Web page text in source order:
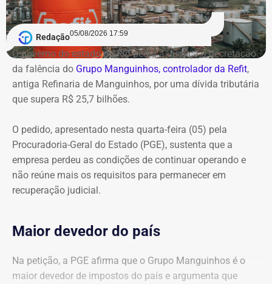
Redação05/08/2026 17:59
O governo do estado do Rio pediu à Justiça a decretação
da falência do Grupo Manguinhos, controlador da Refit,
antiga Refinaria de Manguinhos, por uma dívida tributária
que supera R$ 25,7 bilhões.
O pedido, apresentado nesta quarta-feira (05) pela
Procuradoria-Geral do Estado (PGE), sustenta que a
empresa perdeu as condições de continuar operando e
não reúne mais os requisitos para permanecer em
recuperação judicial.
Maior devedor do país
Na petição, a PGE afirma que o Grupo Manguinhos é o
maior devedor de impostos do país e argumenta que